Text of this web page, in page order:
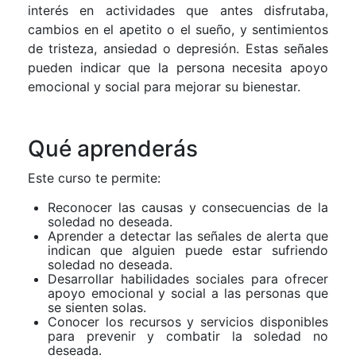
interés en actividades que antes disfrutaba,
cambios en el apetito o el sueño, y sentimientos
de tristeza, ansiedad o depresión. Estas señales
pueden indicar que la persona necesita apoyo
emocional y social para mejorar su bienestar.
Qué aprenderás
Este curso te permite:
Reconocer las causas y consecuencias de la
soledad no deseada.
Aprender a detectar las señales de alerta que
indican que alguien puede estar sufriendo
soledad no deseada.
Desarrollar habilidades sociales para ofrecer
apoyo emocional y social a las personas que
se sienten solas.
Conocer los recursos y servicios disponibles
para prevenir y combatir la soledad no
deseada.